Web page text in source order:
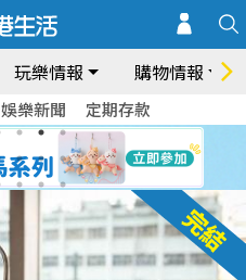
玩樂情報 購物情報
娛樂新聞 定期存款